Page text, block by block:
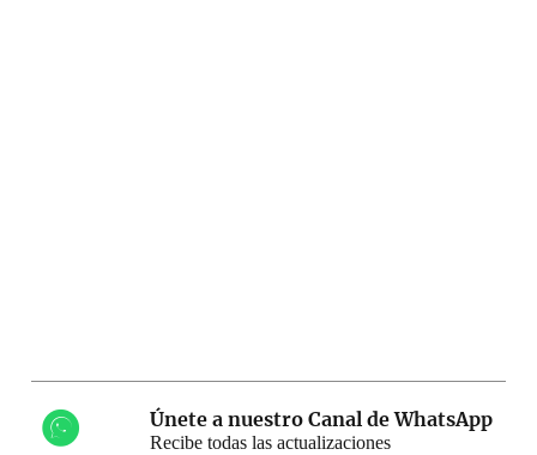
Únete a nuestro Canal de WhatsApp
Recibe todas las actualizaciones